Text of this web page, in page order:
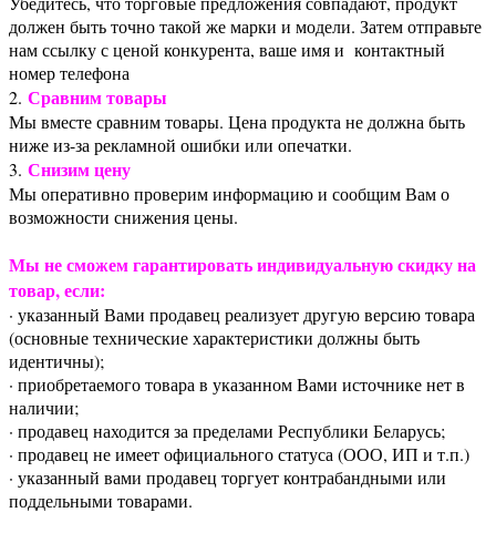
должен быть точно такой же марки и модели. Затем отправьте
нам ссылку с ценой конкурента, ваше имя и контактный
номер телефона
2. Сравним товары
Мы вместе сравним товары. Цена продукта не должна быть
ниже из-за рекламной ошибки или опечатки.
3. Снизим цену
Мы оперативно проверим информацию и сообщим Вам о
возможности снижения цены.
Мы не сможем гарантировать индивидуальную скидку на
товар, если:
· указанный Вами продавец реализует другую версию товара
(основные технические характеристики должны быть
идентичны);
· приобретаемого товара в указанном Вами источнике нет в
наличии;
· продавец находится за пределами Республики Беларусь;
· продавец не имеет официального статуса (ООО, ИП и т.п.)
· указанный вами продавец торгует контрабандными или
поддельными товарами.